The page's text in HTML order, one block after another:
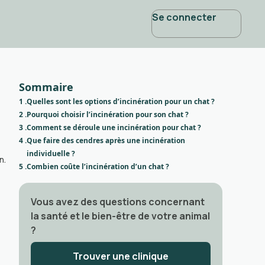
Se connecter
Sommaire
1 .Quelles sont les options d’incinération pour un chat ?
2 .Pourquoi choisir l’incinération pour son chat ?
3 .Comment se déroule une incinération pour chat ?
4 .Que faire des cendres après une incinération
individuelle ?
5 .Combien coûte l’incinération d’un chat ?
Vous avez des questions concernant
la santé et le bien-être de votre animal
?
Trouver une clinique